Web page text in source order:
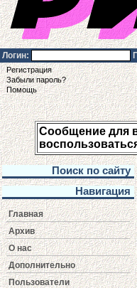
Логин:
Регистрация
Забыли пароль?
Помощь
Сообщение для
Поиск по сайту
Навигация
Главная
Архив
О нас
Дополнительно
Пользователи